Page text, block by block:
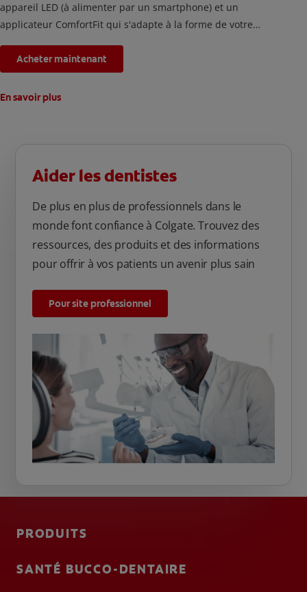
appareil LED (à alimenter par un smartphone) et un
applicateur ComfortFit qui s'adapte à la forme de votre
par jour pendant 2 semaines, les taches accumulées par la
nourriture et les boissons depuis 20 ans seront éliminées.
Acheter maintenant
En savoir plus
Aider les dentistes
De plus en plus de professionnels dans le
monde font confiance à Colgate. Trouvez des
ressources, des produits et des informations
pour offrir à vos patients un avenir plus sain
Pour site professionnel
PRODUITS
SANTÉ BUCCO-DENTAIRE